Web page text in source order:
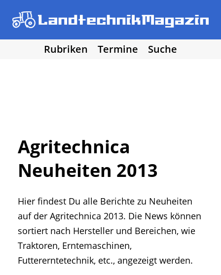
Rubriken Termine
Suche
• Hof- und Stalltechnik
• Forst, Garten und Kommune
• NawaRo und erneuerbare Energie
• Landtechnik allgemein
• DLG Testberichte • Vereine und Hobby
• Geschichte und Geschichten
• Messen und Veranstaltungen
• Mitteilung der Redaktion
Agritechnica
Neuheiten 2013
Hier findest Du alle Berichte zu Neuheiten
auf der Agritechnica 2013. Die News können
sortiert nach Hersteller und Bereichen, wie
Traktoren, Erntemaschinen,
Futtererntetechnik, etc., angezeigt werden.